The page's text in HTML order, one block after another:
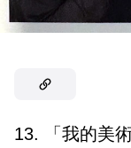
13. 「我的美